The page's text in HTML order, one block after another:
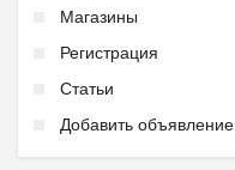
Магазины
Регистрация
Статьи
Добавить объявление